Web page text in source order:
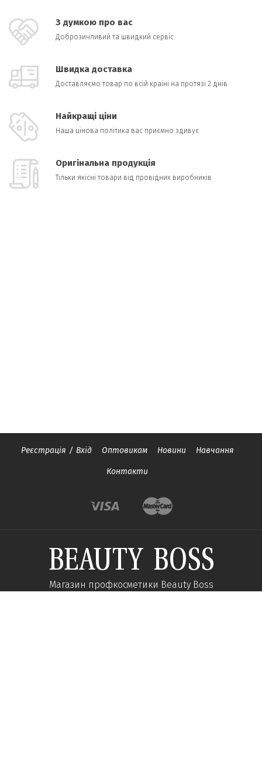
З думкою про вас
Доброзичливий та швидкий сервіс
Швидка доставка
Доставляємо товар по всій країні на протязі 2 днів
Найкращі ціни
Наша цінова політика вас приємно здивує
Оригінальна продукція
Тільки якісні товари від провідних виробників
Реєстрація / Вхід Оптовикам Новини Навчання
Контакти
Магазин профкосметики Beauty Boss